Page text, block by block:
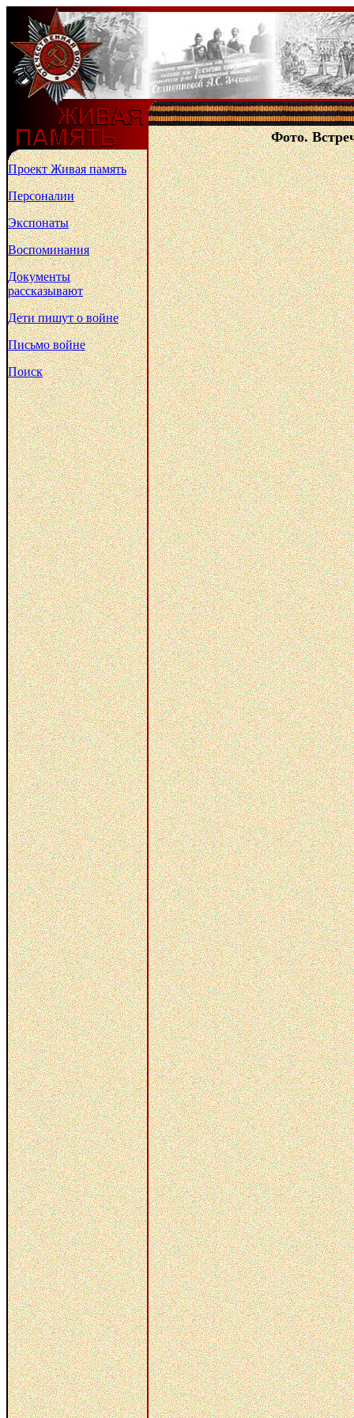
Фото.
Проект Живая память
Персоналии
Экспонаты
Воспоминания
Документы
рассказывают
Дети пишут о войне
Письмо войне
Поиск